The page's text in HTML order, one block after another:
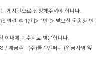
게시판으로 신청해주셔야 합니다.
연결 후 1번 ▷ 1번 ▷ 받으신 운송장 번
이내에 회수지로 방문합니다.
예금주 : (주)클릭앤퍼니 (입금자명 옆